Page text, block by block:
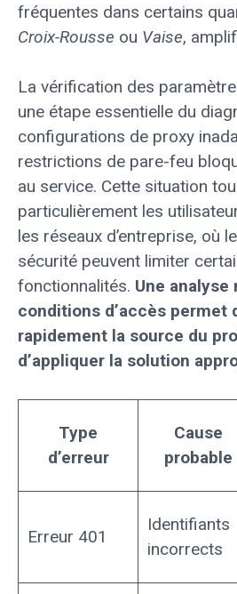
fréquentes dans certains
Croix-Rousse ou Vaise,
La vérification des
une étape essentielle du
configurations de proxy
restrictions de pare-feu
au service. Cette situation
particulièrement les
les réseaux d’entreprise, où
sécurité peuvent limiter
fonctionnalités. Une
conditions d’accès permet
rapidement la source du
d’appliquer la solution
Type
d’erreur
Cause
probable
Erreur 401
Identifiants
incorrects